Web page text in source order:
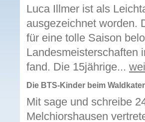
Luca Illmer ist als
ausgezeichnet worden.
für eine tolle Saison
Landesmeisterschaften
fand. Die 15jährige...
Die BTS-Kinder beim
Mit sage und schreibe
Melchiorshausen